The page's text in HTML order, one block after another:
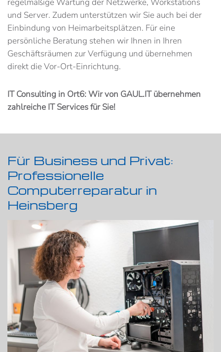
regelmäßige Wartung der Netzwerke, Workstations
und Server. Zudem unterstützen wir Sie auch bei der
Einbindung von Heimarbeitsplätzen. Für eine
persönliche Beratung stehen wir Ihnen in Ihren
Geschäftsräumen zur Verfügung und übernehmen
direkt die Vor-Ort-Einrichtung.
IT Consulting in Ort6: Wir von GAUL.IT übernehmen
zahlreiche IT Services für Sie!
Für Business und Privat:
Professionelle
Computerreparatur in
Heinsberg